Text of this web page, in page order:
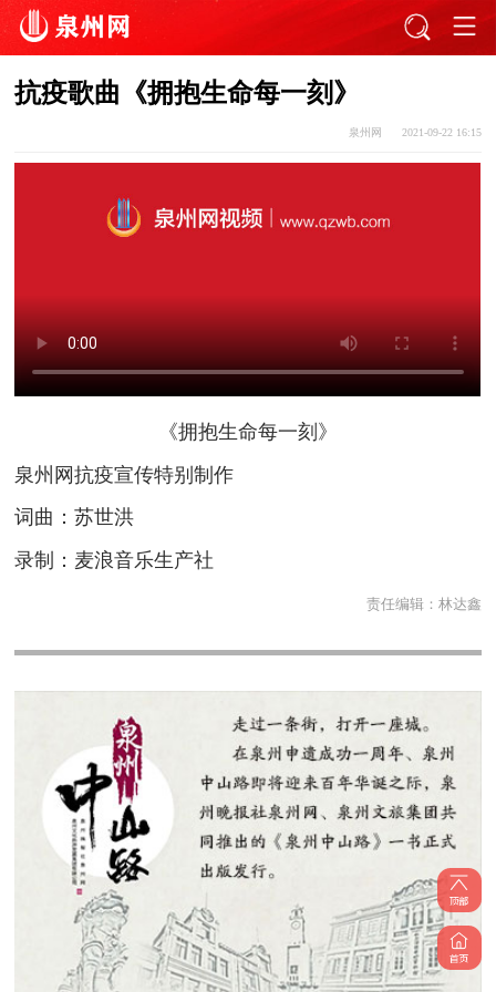
抗疫歌曲《拥抱生命每一刻》
泉州网 2021-09-22 16:15
《拥抱生命每一刻》
泉州网抗疫宣传特别制作
词曲：苏世洪
录制：麦浪音乐生产社
责任编辑： 林达鑫